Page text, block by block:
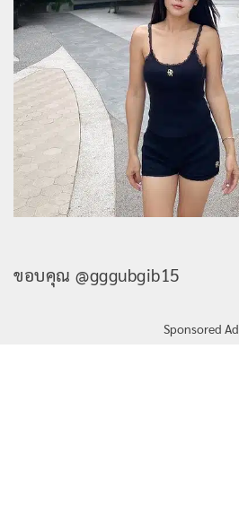
ขอบคุณ @gggubgib15
Sponsored Ad